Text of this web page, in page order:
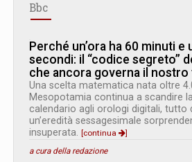
Bbc
Perché un’ora ha 60 minuti e
secondi: il “codice segreto”
che ancora governa il nostro
Una scelta matematica nata oltre
Mesopotamia continua a scandire
calendario agli orologi digitali, tutto
un’eredità sessagesimale
insuperata. [continua
]
a cura della redazione